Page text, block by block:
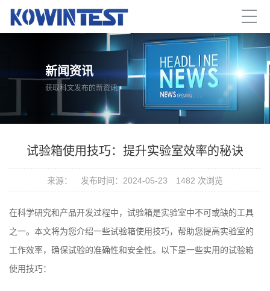
新闻资讯
获取科文发布的新资讯
试验箱使用技巧：提升实验室效率的秘诀
来源： 发布时间：2024-05-23 1482 次浏览
在科学研究和产品开发过程中，试验箱是实验室中不可或缺的工具
之一。本文将为您介绍一些试验箱使用技巧，帮助您提高实验室的
工作效率，确保试验的准确性和安全性。以下是一些实用的试验箱
使用技巧：